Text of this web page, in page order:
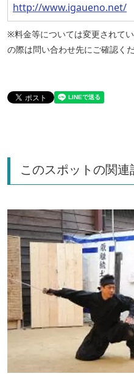
http://www.igaueno.net/
※料金等については変更されて
の際は問い合わせ先にご確認くだ
このスポットの関連